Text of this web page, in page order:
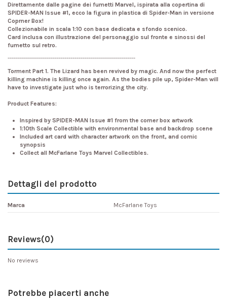
Direttamente dalle pagine dei fumetti Marvel, ispirata alla copertina di
SPIDER-MAN Issue #1, ecco la figura in plastica di Spider-Man in versione
Coprner Box!
Collezionabile in scala 1:10 con base dedicata e sfondo scenico.
Card inclusa con illustrazione del personaggio sul fronte e sinossi del
fumetto sul retro.
---------------------------------------------------------------
Torment Part 1. The Lizard has been revived by magic. And now the perfect
killing machine is killing once again. As the bodies pile up, Spider-Man will
have to investigate just who is terrorizing the city.
Product Features:
Inspired by SPIDER-MAN Issue #1 from the corner box artwork
1:10th Scale Collectible with environmental base and backdrop scene
Included art card with character artwork on the front, and comic
synopsis
Collect all McFarlane Toys Marvel Collectibles.
Dettagli del prodotto
Marca McFarlane Toys
Reviews(0)
No reviews
Potrebbe piacerti anche